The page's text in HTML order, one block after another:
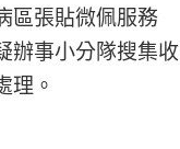
區張貼微佩服務
辦事小分隊搜集收
理。